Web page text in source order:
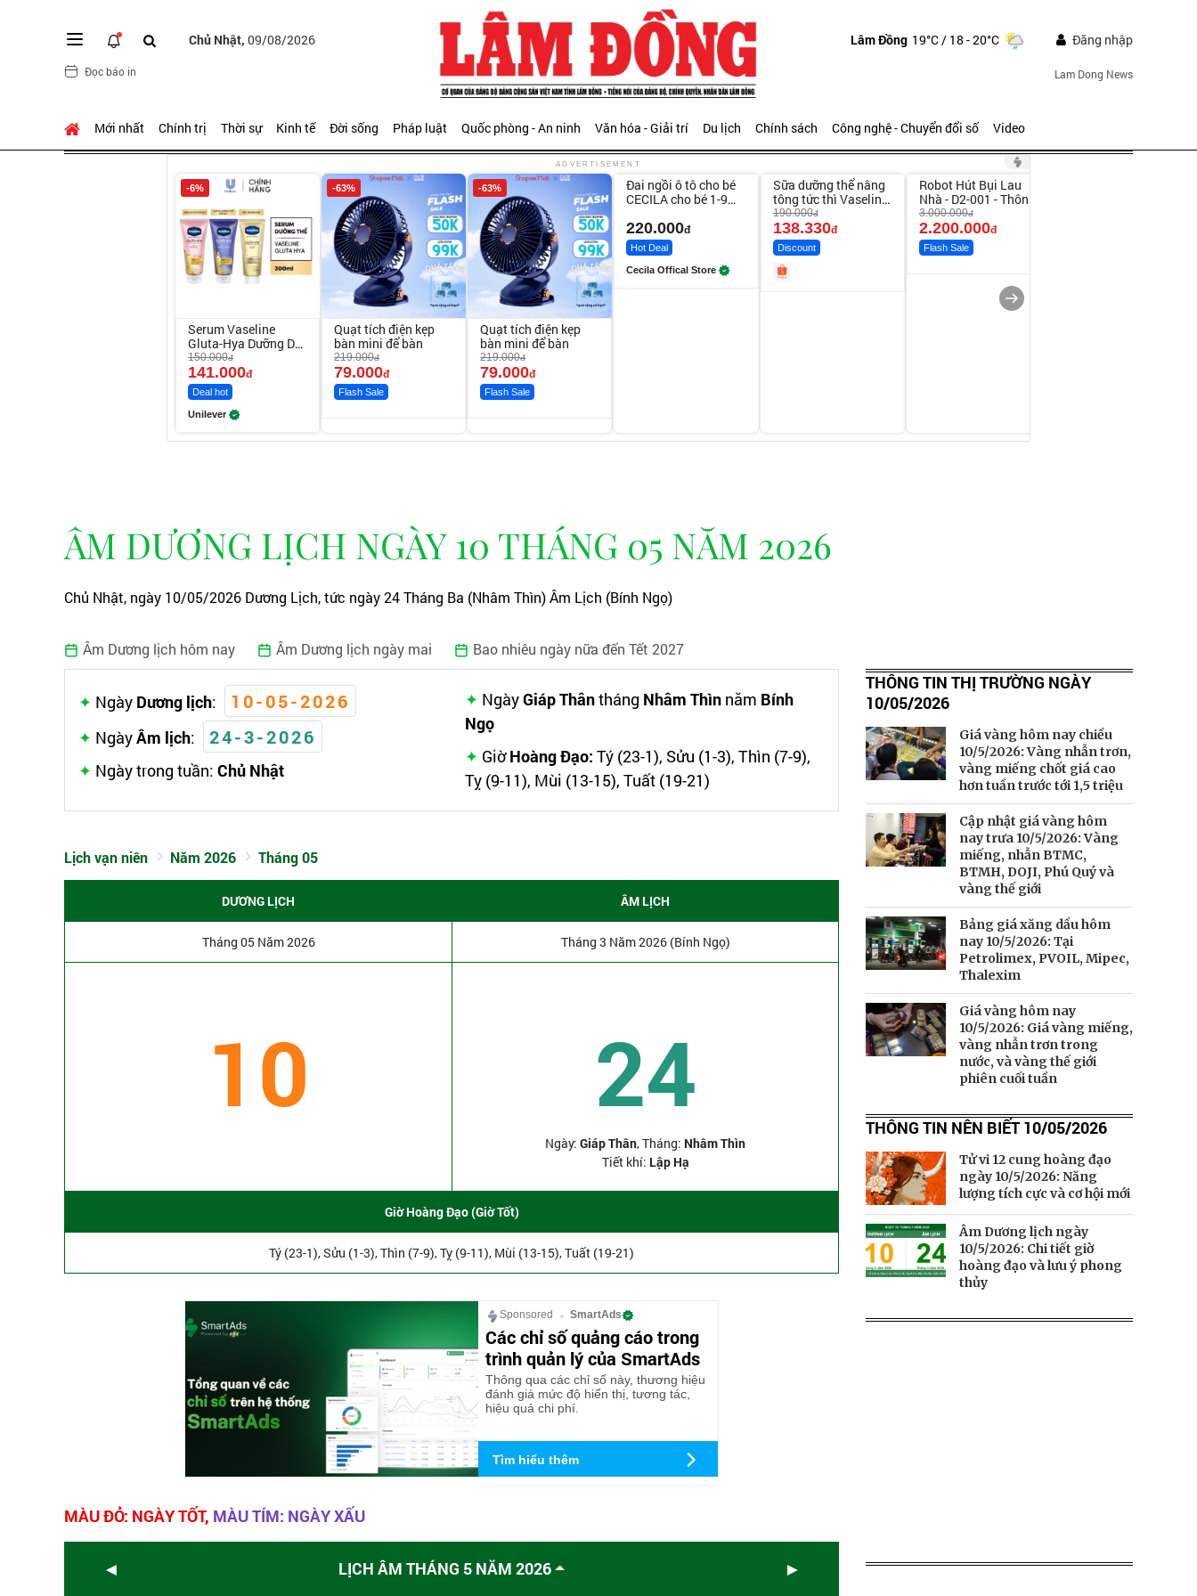
Chủ Nhật, 09/08/2026
Đọc báo in
Lâm Đồng 19°C/ 18 - 20°C Đăng nhập
Lam Dong News
Mới nhất Chính trị Thời sự Kinh tế Đời sống Pháp luật Quốc phòng - An ninh Văn hóa - Giải trí Du lịch Chính sách Công nghệ - Chuyển đổi số Video
ADVERTISEMENT
-6%
Serum Vaseline
Gluta-Hya Dưỡng Da
Sáng Mịn Sau 7
Ngày
150.000đ
141.000đ
Deal hot
Unilever
-63%
Quạt tích điện kẹp
bàn mini để bàn
219.000đ
79.000đ
Flash Sale
-63%
Quạt tích điện kẹp
bàn mini để bàn
219.000đ
79.000đ
Flash Sale
Unmute
Đai ngồi ô tô cho bé
CECILA cho bé 1-9
220.000đ
Hot Deal
Cecila Offical Store
-27%
Sữa dưỡng thể nâng
tông tức thì Vaseline
Body
190.000đ
138.330đ
Discount
-26%
Robot Hút Bụi Lau
Nhà - D2-001 - Thông
Minh
3.000.000đ
2.200.000đ
Flash Sale
ÂM DƯƠNG LỊCH NGÀY 10 THÁNG 05 NĂM 2026
Chủ Nhật, ngày 10/05/2026 Dương Lịch, tức ngày 24 Tháng Ba (Nhâm Thìn) Âm Lịch (Bính Ngọ)
Âm Dương lịch hôm nay Âm Dương lịch ngày mai Bao nhiêu ngày nữa đến Tết 2027
Ngày Dương lịch: 10-05-2026
NgàyÂm lịch: 24-3-2026
Ngày trong tuần: Chủ Nhật
NgàyGiáp Thântháng Nhâm Thìn năm Bính
Ngọ
GiờHoàng Đạo: Tý (23-1), Sửu (1-3), Thìn (7-9),
Tỵ (9-11), Mùi (13-15), Tuất (19-21)
Lịch vạn niên Năm 2026 Tháng 05
DƯƠNG LỊCH ÂM LỊCH
Tháng 05 Năm 2026 Tháng 3 Năm 2026 (Bính Ngọ)
10 24
Ngày: Giáp Thân, Tháng: Nhâm Thìn
Tiết khí: Lập Hạ
Giờ Hoàng Đạo (Giờ Tốt)
Tý (23-1), Sửu (1-3), Thìn (7-9), Tỵ (9-11), Mùi (13-15), Tuất (19-21)
Sponsored SmartAds
Các chỉ số quảng cáo trong
trình quản lý của SmartAds
Thông qua các chỉ số này, thương hiệu
đánh giá mức độ hiển thị, tương tác,
hiệu quả chi phí.
Tìm hiểu thêm
MÀU ĐỎ: NGÀY TỐT, MÀU TÍM: NGÀY XẤU
◄ LỊCH ÂM THÁNG 5 NĂM 2026 ►
THÔNG TIN THỊ TRƯỜNG NGÀY
10/05/2026
Giá vàng hôm nay chiều
10/5/2026: Vàng nhẫn trơn,
vàng miếng chốt giá cao
hơn tuần trước tới 1,5 triệu
Cập nhật giá vàng hôm
nay trưa 10/5/2026: Vàng
miếng, nhẫn BTMC,
BTMH, DOJI, Phú Quý và
vàng thế giới
Bảng giá xăng dầu hôm
nay 10/5/2026: Tại
Petrolimex, PVOIL, Mipec,
Thalexim
Giá vàng hôm nay
10/5/2026: Giá vàng miếng,
vàng nhẫn trơn trong
nước, và vàng thế giới
phiên cuối tuần
THÔNG TIN NÊN BIẾT 10/05/2026
Tử vi 12 cung hoàng đạo
ngày 10/5/2026: Năng
lượng tích cực và cơ hội mới
Âm Dương lịch ngày
10/5/2026: Chi tiết giờ
hoàng đạo và lưu ý phong
thủy